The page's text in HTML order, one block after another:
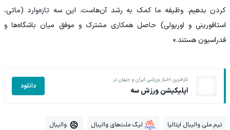
کردن بدهیم. وظیفه ما کمک به رشد آن‌هاست. این سه تازه‌وارد (ماتی،
استافورینی و اوریولی) حاصل همکاری مشترک و موفق میان باشگاه‌ها و
فدراسیون هستند.»
تازه‌ترین اخبار ورزشی ایران و جهان در
اپلیکیشن ورزش سه دانلود
تیم ملی والیبال ایتالیا لیگ ملت‌های والیبال والیبال